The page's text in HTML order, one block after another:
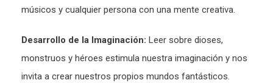
músicos y cualquier persona con una mente creativa.
Desarrollo de la Imaginación: Leer sobre dioses,
monstruos y héroes estimula nuestra imaginación y nos
invita a crear nuestros propios mundos fantásticos.